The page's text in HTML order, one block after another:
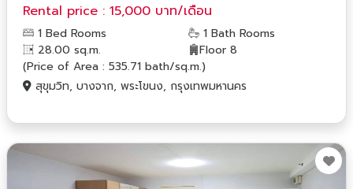
Rental price : 15,000 บาท/เดือน
1 Bed Rooms
1 Bath Rooms
28.00 sq.m.
Floor 8
(Price of Area : 535.71 bath/sq.m.)
สุขุมวิท, บางจาก, พระโขนง, กรุงเทพมหานคร